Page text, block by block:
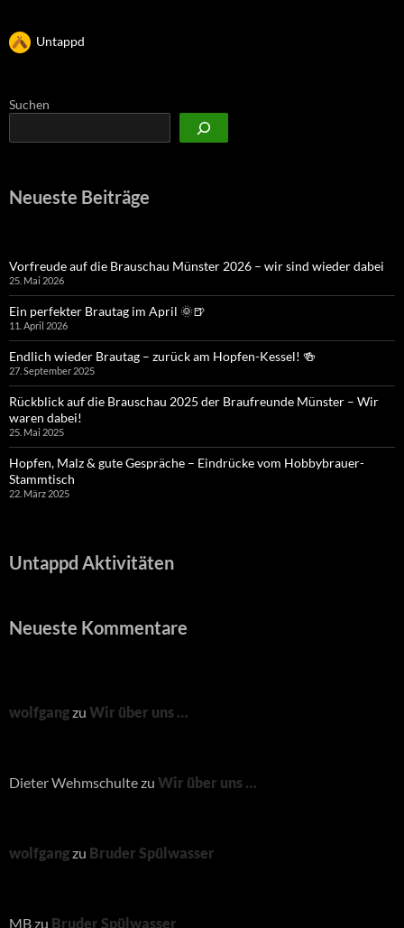
Untappd
Suchen
Neueste Beiträge
Vorfreude auf die Brauschau Münster 2026 – wir sind wieder dabei
25. Mai 2026
Ein perfekter Brautag im April 🌞🍺
11. April 2026
Endlich wieder Brautag – zurück am Hopfen-Kessel! 🍻
27. September 2025
Rückblick auf die Brauschau 2025 der Braufreunde Münster – Wir
waren dabei!
25. Mai 2025
Hopfen, Malz & gute Gespräche – Eindrücke vom Hobbybrauer-
Stammtisch
22. März 2025
Untappd Aktivitäten
Neueste Kommentare
wolfgangzu Wir über uns …
Dieter Wehmschultezu Wir über uns …
wolfgangzu Bruder Spülwasser
MBzu Bruder Spülwasser